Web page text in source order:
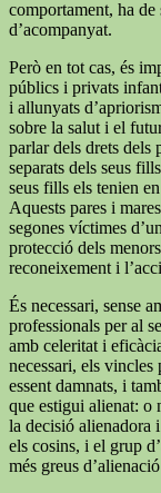
comportament, ha de
d’acompanyat.
Però en tot cas, és
públics i privats
i allunyats
sobre la salut i el
parlar dels drets dels
separats dels seus
seus fills els tenien
Aquests pares i
segones víctimes
protecció dels
reconeixement i
És necessari, sense
professionals per al
amb celeritat i
necessari, els
essent damnats, i
que estigui alienat: o
la decisió alienadora
els cosins, i el grup
més greus